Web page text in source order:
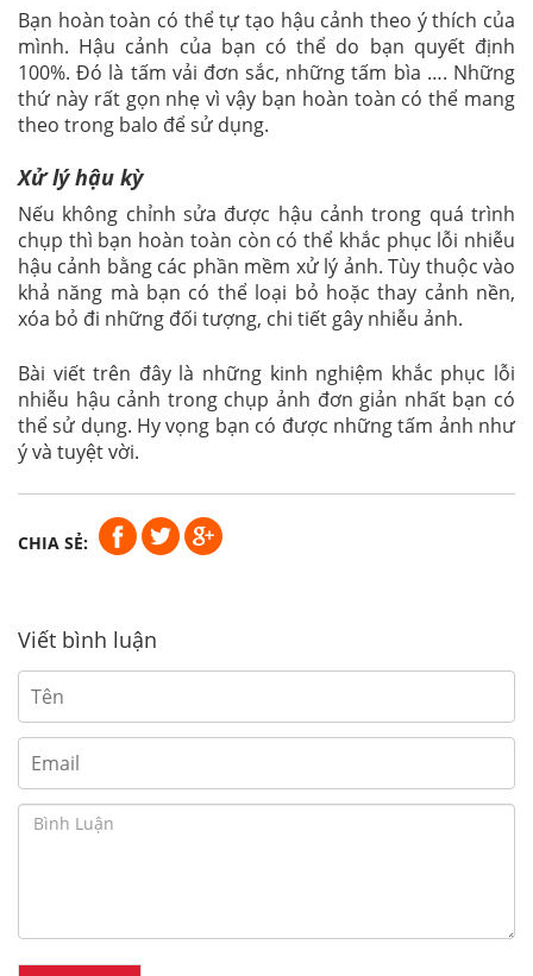
Bạn hoàn toàn có thể tự tạo hậu cảnh theo ý thích của
mình. Hậu cảnh của bạn có thể do bạn quyết định
100%. Đó là tấm vải đơn sắc, những tấm bìa …. Những
thứ này rất gọn nhẹ vì vậy bạn hoàn toàn có thể mang
theo trong balo để sử dụng.
Xử lý hậu kỳ
Nếu không chỉnh sửa được hậu cảnh trong quá trình
chụp thì bạn hoàn toàn còn có thể khắc phục lỗi nhiễu
hậu cảnh bằng các phần mềm xử lý ảnh. Tùy thuộc vào
khả năng mà bạn có thể loại bỏ hoặc thay cảnh nền,
xóa bỏ đi những đối tượng, chi tiết gây nhiễu ảnh.
Bài viết trên đây là những kinh nghiệm khắc phục lỗi
nhiễu hậu cảnh trong chụp ảnh đơn giản nhất bạn có
thể sử dụng. Hy vọng bạn có được những tấm ảnh như
ý và tuyệt vời.
CHIA SẺ:
Viết bình luận